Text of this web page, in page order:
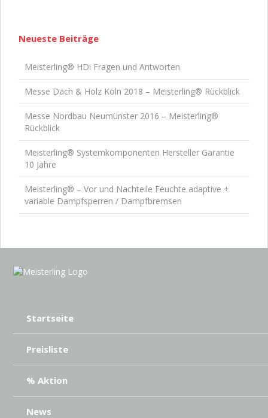
Neueste Beiträge
Meisterling® HDi Fragen und Antworten
Messe Dach & Holz Köln 2018 – Meisterling® Rückblick
Messe Nordbau Neumünster 2016 – Meisterling®
Rückblick
Meisterling® Systemkomponenten Hersteller Garantie
10 Jahre
Meisterling® – Vor und Nachteile Feuchte adaptive +
variable Dampfsperren / Dampfbremsen
Startseite
Preisliste
% Aktion
News